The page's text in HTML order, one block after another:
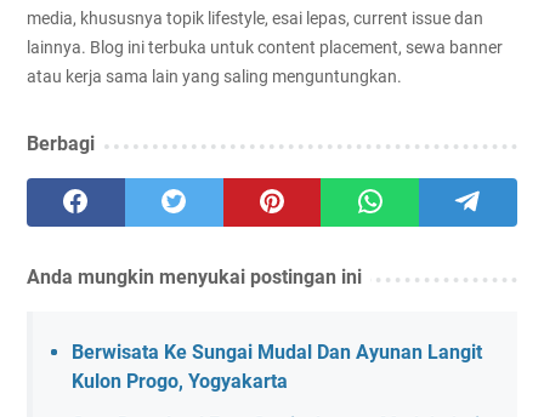
media, khususnya topik lifestyle, esai lepas, current issue dan
lainnya. Blog ini terbuka untuk content placement, sewa banner
atau kerja sama lain yang saling menguntungkan.
Berbagi
Anda mungkin menyukai postingan ini
Berwisata Ke Sungai Mudal Dan Ayunan Langit
Kulon Progo, Yogyakarta